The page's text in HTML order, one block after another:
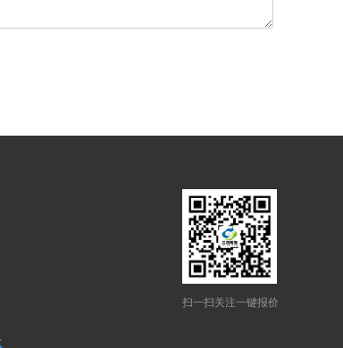
扫一扫关注一键报价